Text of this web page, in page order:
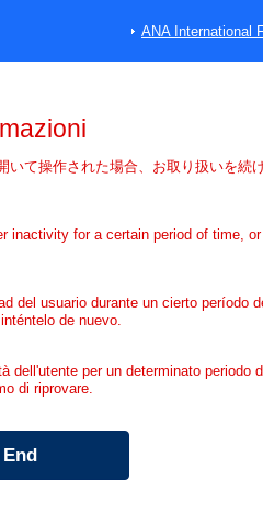
ANA International
て操作された場合、お取り扱いを続
inactivity for a certain period of time,
del usuario durante un cierto período
de nuevo.
dell'utente per un determinato periodo
di riprovare.